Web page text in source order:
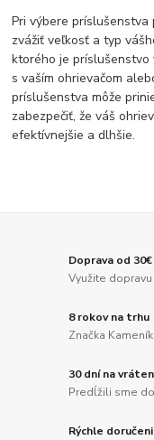
Pri výbere
zvážiť veľkosť a typ
ktorého je príslušenstvo
s vaším ohrievačom
príslušenstva môže
zabezpečiť, že váš
efektívnejšie a dlhšie.
Doprava od
Využite
8 rokov na trhu
Značka
30 dní na
Predĺžili sme
Rýchle